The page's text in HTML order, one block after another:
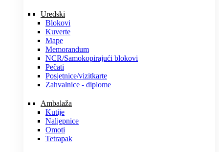
Uredski
Blokovi
Kuverte
Mape
Memorandum
NCR/Samokopirajući blokovi
Pečati
Posjetnice/vizitkarte
Zahvalnice - diplome
Ambalaža
Kutije
Naljepnice
Omoti
Tetrapak